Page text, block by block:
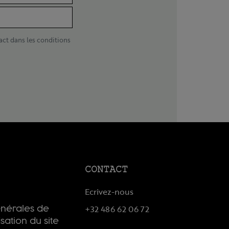
dans les conditions
de
du site
CONTACT
Ecrivez-nous
+32 486 62 06 72